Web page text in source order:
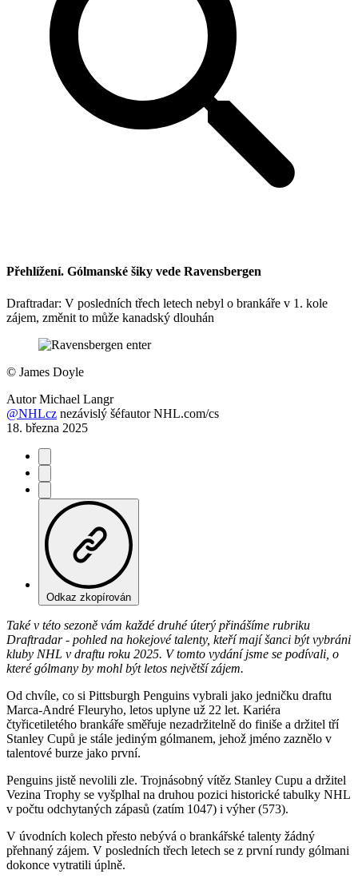
Přehlížení. Gólmanské šiky vede Ravensbergen
Draftradar: V posledních třech letech nebyl o brankáře v 1. kole
zájem, změnit to může kanadský dlouhán
© James Doyle
Autor Michael Langr
@NHLcz nezávislý šéfautor NHL.com/cs
18. března 2025
Odkaz zkopírován
Také v této sezoně vám každé druhé úterý přinášíme rubriku
Draftradar - pohled na hokejové talenty, kteří mají šanci být vybráni
kluby NHL v draftu roku 2025. V tomto vydání jsme se podívali, o
které gólmany by mohl být letos největší zájem.
Od chvíle, co si Pittsburgh Penguins vybrali jako jedničku draftu
Marca-André Fleuryho, letos uplyne už 22 let. Kariéra
čtyřicetiletého brankáře směřuje nezadržitelně do finiše a držitel tří
Stanley Cupů je stále jediným gólmanem, jehož jméno zaznělo v
talentové burze jako první.
Penguins jistě nevolili zle. Trojnásobný vítěz Stanley Cupu a držitel
Vezina Trophy se vyšplhal na druhou pozici historické tabulky NHL
v počtu odchytaných zápasů (zatím 1047) i výher (573).
V úvodních kolech přesto nebývá o brankářské talenty žádný
přehnaný zájem. V posledních třech letech se z první rundy gólmani
dokonce vytratili úplně.